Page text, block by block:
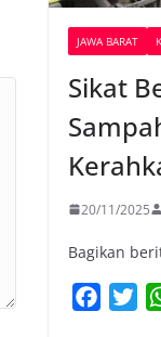
JAWA BARAT
Sikat
20/11/2025
Bagikan